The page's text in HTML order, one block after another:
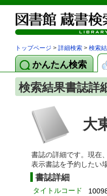
トップページ > 詳細検索 > 検索
かんたん検索
検索結果書誌詳
大
書誌の詳細です。現在
表示書誌を予約したい
書誌詳細
タイトルコード